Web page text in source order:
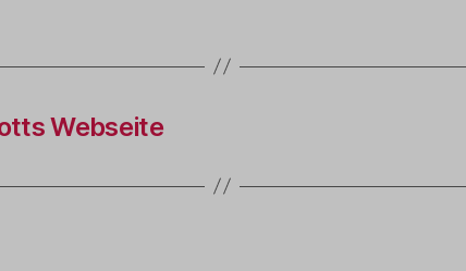
Webseite